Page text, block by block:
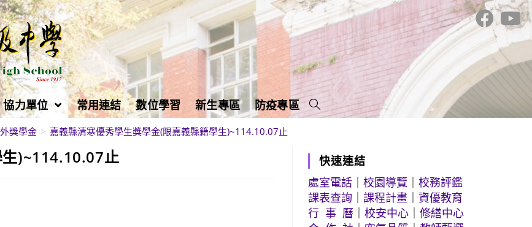
協力單位 常用連結 數位學習 新生專區 防疫專區
獎學金 > 嘉義縣清寒優秀學生獎學金(限嘉義縣籍學生)~114.10.07止
生)~114.10.07止
快速連結
處室電話 ｜校園導覽 ｜校務評鑑
課表查詢 ｜課程計畫 ｜資優教育
行 事 曆 ｜校安中心 ｜修繕中心